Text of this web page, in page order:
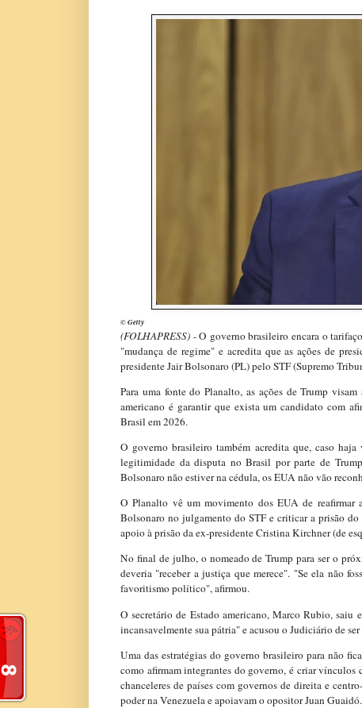
© Getty
(FOLHAPRESS) - O governo brasileiro encara o
"mudança de regime" e acredita que as ações de
presidente Jair Bolsonaro (PL) pelo STF (Supremo
Para uma fonte do Planalto, as ações de Trump
americano é garantir que exista um candidato com
Brasil em 2026.
O governo brasileiro também acredita que, caso
legitimidade da disputa no Brasil por parte de
Bolsonaro não estiver na cédula, os EUA não vão
O Planalto vê um movimento dos EUA de
Bolsonaro no julgamento do STF e criticar a prisão
apoio à prisão da ex-presidente Cristina Kirchner (de
No final de julho, o nomeado de Trump para ser o
deveria "receber a justiça que merece". "Se ela não
favoritismo político", afirmou.
O secretário de Estado americano, Marco Rubio, saiu
incansavelmente sua pátria" e acusou o Judiciário de
Uma das estratégias do governo brasileiro para não
como afirmam integrantes do governo, é criar
chanceleres de países com governos de direita e
poder na Venezuela e apoiavam o opositor Juan Guaidó.